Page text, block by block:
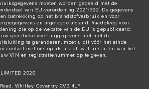
moeten worden gedeeld met de
van EU-verordening 2021/392. De gegevens
betrekking op het brandstofverbruik en voor
en afgelegde afstand. Raadpleeg voor
die op de website van de EU is gepubliceerd.
specifieke voertuiggegevens niet met de
te garanderen, moet u dit vóór het einde
contact met ons op als u zich wilt uitsluiten van het
VIN en registratienummer op te geven.
2026
Whitley, Coventry CV3 4LF